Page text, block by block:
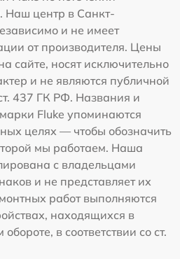
Наш центр в Санкт-
и не имеет
от производителя. Цены
сайте, носят исключительно
и не являются публичной
437 ГК РФ. Названия и
Fluke упоминаются
целях — чтобы обозначить
мы работаем. Наша
с владельцами
и не представляет их
работ выполняются
находящихся в
в соответствии со ст.